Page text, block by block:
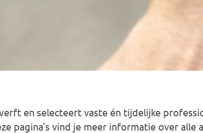
en selecteert vaste én tijdelijke
pagina's vind je meer informatie over alle